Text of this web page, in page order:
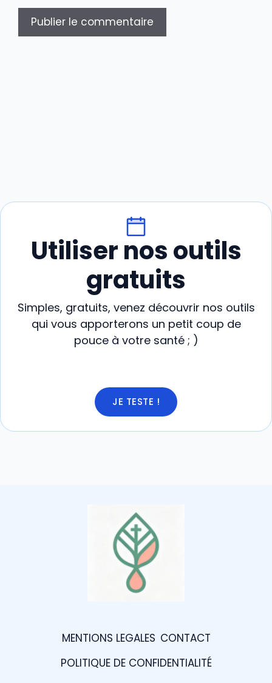
Utiliser nos outils
gratuits
Simples, gratuits, venez découvrir nos outils
qui vous apporterons un petit coup de
pouce à votre santé ; )
JE TESTE !
MENTIONS LEGALES CONTACT
POLITIQUE DE CONFIDENTIALITÉ